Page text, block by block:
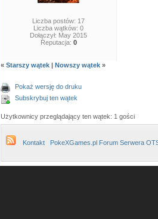
Liczba postów: 17
Liczba wątków: 0
Dołączył: May 2015
Reputacja: 0
« Starszy wątek | Nowszy wątek »
Pokaż wersję do druku
Subskrybuj ten wątek
Użytkownicy przeglądający ten wątek: 1 gości
Kontakt PokeXGames.pl Forum Serwera